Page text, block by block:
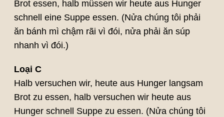
Brot essen, halb müssen wir heute aus Hunger
schnell eine Suppe essen. (Nửa chúng tôi phải
ăn bánh mì chậm rãi vì đói, nửa phải ăn súp
nhanh vì đói.)
Loại C
Halb versuchen wir, heute aus Hunger langsam
Brot zu essen, halb versuchen wir heute aus
Hunger schnell Suppe zu essen. (Nửa chúng tôi